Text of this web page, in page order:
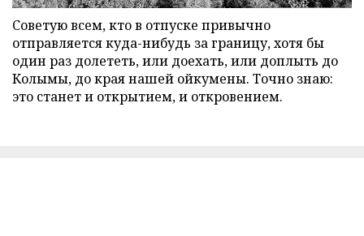
Советую всем, кто в отпуске привычно
отправляется куда-нибудь за границу, хотя бы
один раз долететь, или доехать, или доплыть до
Колымы, до края нашей ойкумены. Точно знаю:
это станет и открытием, и откровением.